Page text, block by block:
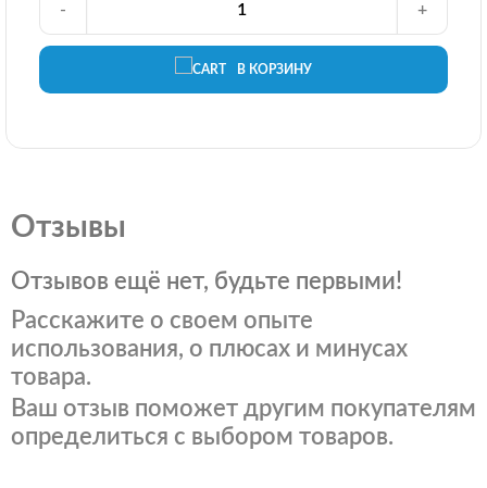
В КОРЗИНУ
- +
Отзывы
Отзывов ещё нет, будьте первыми!
Расскажите о своем опыте
использования, о плюсах и минусах
товара.
Ваш отзыв поможет другим покупателям
определиться с выбором товаров.